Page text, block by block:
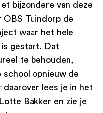
bijzondere van deze
Tuindorp de
waar het hele
gestart. Dat
te behouden,
opnieuw de
lees je in het
Bakker en zie je